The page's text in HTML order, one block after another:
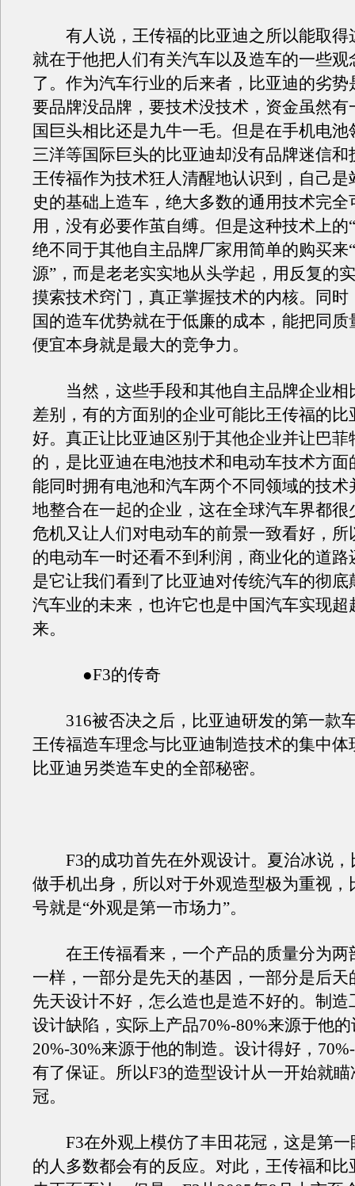
有人说，王传福的比亚迪之所以能取得
就在于他把人们有关汽车以及造车的一些观
了。作为汽车行业的后来者，比亚迪的劣势
要品牌没品牌，要技术没技术，资金虽然有
国巨头相比还是九牛一毛。但是在手机电池
三洋等国际巨头的比亚迪却没有品牌迷信和
王传福作为技术狂人清醒地认识到，自己是
史的基础上造车，绝大多数的通用技术完全
用，没有必要作茧自缚。但是这种技术上的
绝不同于其他自主品牌厂家用简单的购买来
源”，而是老老实实地从头学起，用反复的
摸索技术窍门，真正掌握技术的内核。同时
国的造车优势就在于低廉的成本，能把同质
便宜本身就是最大的竞争力。
当然，这些手段和其他自主品牌企业相
差别，有的方面别的企业可能比王传福的比
好。真正让比亚迪区别于其他企业并让巴菲
的，是比亚迪在电池技术和电动车技术方面
能同时拥有电池和汽车两个不同领域的技术
地整合在一起的企业，这在全球汽车界都很
危机又让人们对电动车的前景一致看好，所
的电动车一时还看不到利润，商业化的道路
是它让我们看到了比亚迪对传统汽车的彻底
汽车业的未来，也许它也是中国汽车实现超
来。
●F3的传奇
316被否决之后，比亚迪研发的第一款
王传福造车理念与比亚迪制造技术的集中体
比亚迪另类造车史的全部秘密。
F3的成功首先在外观设计。夏治冰说，
做手机出身，所以对于外观造型极为重视，
号就是“外观是第一市场力”。
在王传福看来，一个产品的质量分为两
一样，一部分是先天的基因，一部分是后天
先天设计不好，怎么造也是造不好的。制造
设计缺陷，实际上产品70%-80%来源于他
20%-30%来源于他的制造。设计得好，
有了保证。所以F3的造型设计从一开始就
冠。
F3在外观上模仿了丰田花冠，这是第一
的人多数都会有的反应。对此，王传福和比